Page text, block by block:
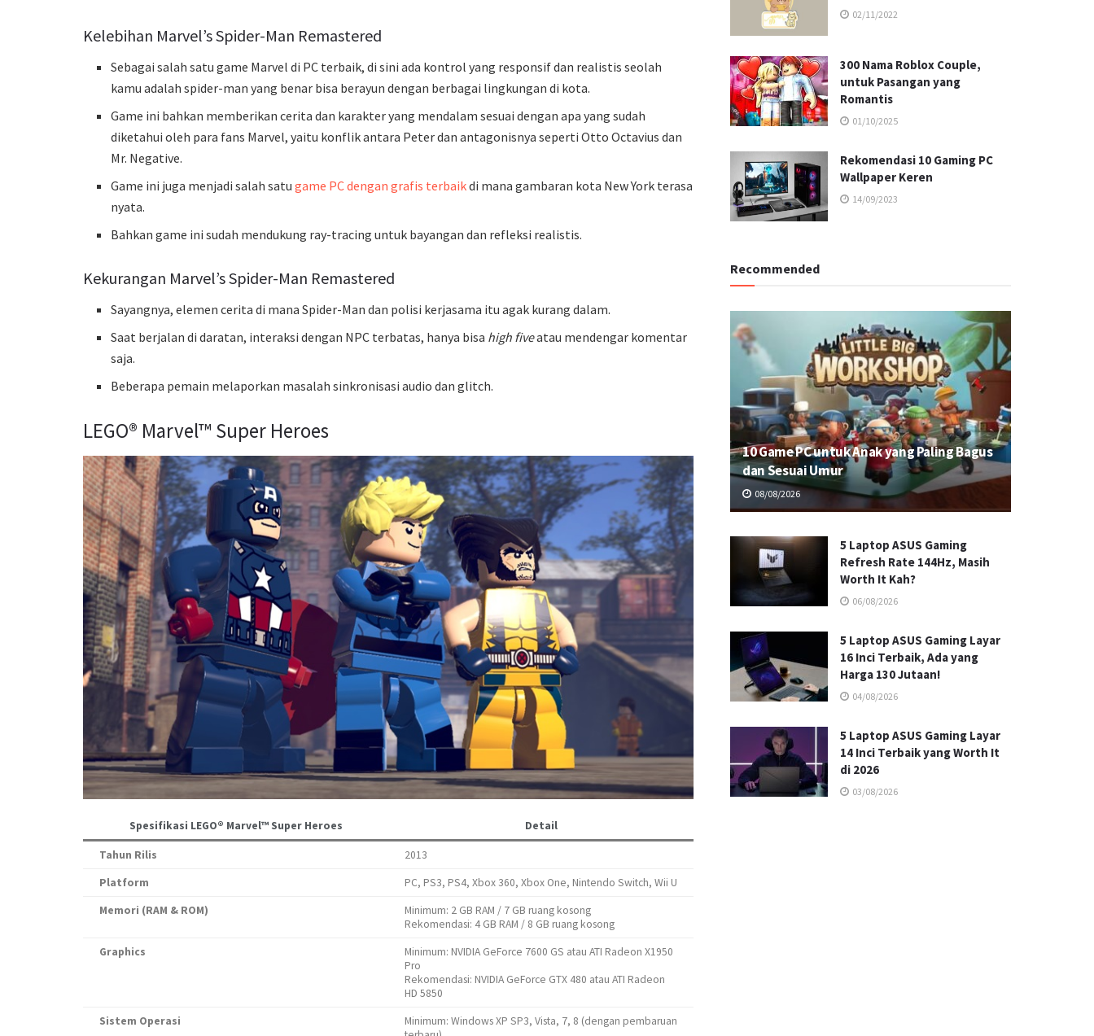
Kelebihan Marvel’s Spider-Man Remastered
Sebagai salah satu game Marvel di PC terbaik, di sini ada kontrol yang responsif dan realistis seolah
kamu adalah spider-man yang benar bisa berayun dengan berbagai lingkungan di kota.
Game ini bahkan memberikan cerita dan karakter yang mendalam sesuai dengan apa yang sudah
diketahui oleh para fans Marvel, yaitu konflik antara Peter dan antagonisnya seperti Otto Octavius dan
Mr. Negative.
Game ini juga menjadi salah satugame PC dengan grafis terbaikdi mana gambaran kota New York terasa
nyata.
Bahkan game ini sudah mendukung ray-tracing untuk bayangan dan refleksi realistis.
Kekurangan Marvel’s Spider-Man Remastered
Sayangnya, elemen cerita di mana Spider-Man dan polisi kerjasama itu agak kurang dalam.
Saat berjalan di daratan, interaksi dengan NPC terbatas, hanya bisa high fiveatau mendengar komentar
saja.
Beberapa pemain melaporkan masalah sinkronisasi audio dan glitch.
LEGO® Marvel™ Super Heroes
Spesifikasi LEGO® Marvel™ Super Heroes Detail
Tahun Rilis
2013
Platform
PC, PS3, PS4, Xbox 360, Xbox One, Nintendo Switch, Wii U
Memori (RAM & ROM)
Minimum: 2 GB RAM / 7 GB ruang kosong
Rekomendasi: 4 GB RAM / 8 GB ruang kosong
Graphics
Minimum: NVIDIA GeForce 7600 GS atau ATI Radeon X1950
Pro
Rekomendasi: NVIDIA GeForce GTX 480 atau ATI Radeon
HD 5850
Sistem Operasi
Minimum: Windows XP SP3, Vista, 7, 8 (dengan pembaruan
02/11/2022
300 Nama Roblox Couple,
untuk Pasangan yang
Romantis
01/10/2025
Rekomendasi 10 Gaming PC
Wallpaper Keren
14/09/2023
Recommended
10 Game PC untuk Anak yang Paling Bagus
dan Sesuai Umur
08/08/2026
5 Laptop ASUS Gaming
Refresh Rate 144Hz, Masih
Worth It Kah?
06/08/2026
5 Laptop ASUS Gaming Layar
16 Inci Terbaik, Ada yang
Harga 130 Jutaan!
04/08/2026
5 Laptop ASUS Gaming Layar
14 Inci Terbaik yang Worth It
di 2026
03/08/2026